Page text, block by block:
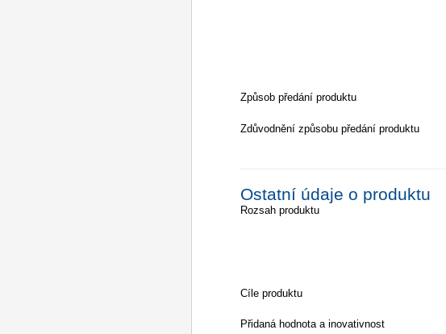
Způsob předání produktu
Zdůvodnění způsobu předání produktu
Ostatní údaje o produktu
Rozsah produktu
Cíle produktu
Přidaná hodnota a inovativnost